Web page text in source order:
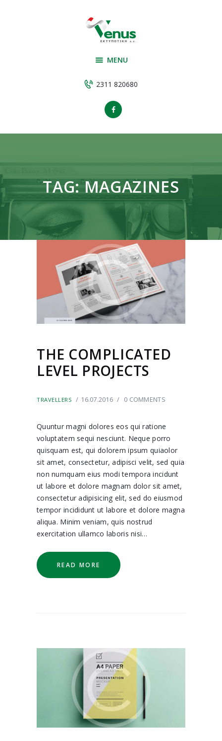
MENU
2311 820680
TAG: MAGAZINES
VENUS ΕΚΤΥΠΩΤΙΚΗ
Υπηρεσίες
Υλικά παραγωγής
THE COMPLICATED
LEVEL PROJECTS
TRAVELLERS 16.07.2016 0 COMMENTS
Quuntur magni dolores eos qui ratione
voluptatem sequi nesciunt. Neque porro
quisquam est, qui dolorem ipsum quiaolor
sit amet, consectetur, adipisci velit, sed quia
non numquam eius modi tempora incidunt
ut labore et dolore magnam dolor sit amet,
consectetur adipisicing elit, sed do eiusmod
tempor incididunt ut labore et dolore magna
aliqua. Minim veniam, quis nostrud
exercitation ullamco laboris nisi…
READ MORE